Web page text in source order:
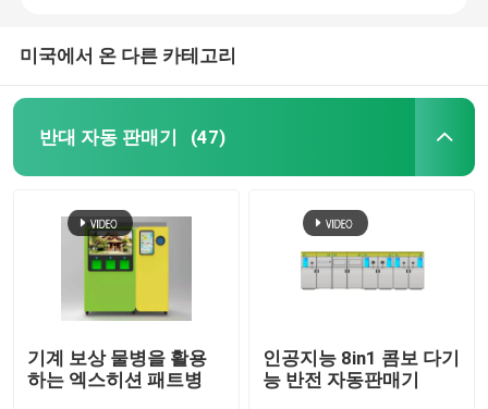
미국에서 온 다른 카테고리
반대 자동 판매기 (47)
기계 보상 물병을 활용
하는 엑스히션 패트병
인공지능 8in1 콤보 다기
능 반전 자동판매기